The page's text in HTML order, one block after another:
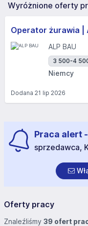
Wyróżnione oferty
Operator żurawia |
ALP BAU
3 500-4
Niemcy
Dodana 21 lip 2026
Praca alert
sprzedawca,
Oferty pracy
Znaleźliśmy 39 ofert